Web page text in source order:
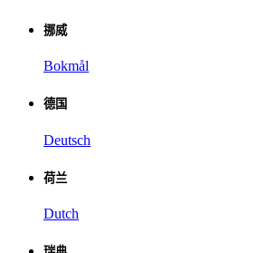
挪威
Bokmål
德国
Deutsch
荷兰
Dutch